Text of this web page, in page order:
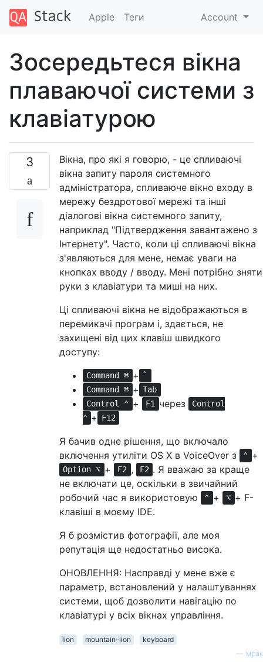
Apple Теги Account
Зосередьтеся вікна
плаваючої системи з
клавіатурою
3
Вікна, про які я говорю, - це спливаючі
вікна запиту пароля системного
адміністратора, спливаюче вікно входу в
мережу бездротової мережі та інші
діалогові вікна системного запиту,
наприклад "Підтвердження завантажено з
Інтернету". Часто, коли ці спливаючі вікна
з'являються для мене, немає уваги на
кнопках вводу / вводу. Мені потрібно зняти
руки з клавіатури та миші на них.
Ці спливаючі вікна не відображаються в
перемикачі програм і, здається, не
захищені від цих клавіш швидкого
доступу:
Command ⌘ +
`
Command ⌘ + Tab
Control ⌃ + F1 через
Control
⌃ + F12
Я бачив одне рішення, що включало
включення утиліти OS X в VoiceOver з
⌃ +
Option ⌥ + F2 , F2 . Я вважаю за краще
не включати це, оскільки в звичайний
робочий час я використовую
⌃ + ⌥ + F-
клавіші в моєму IDE.
Я б розмістив фотографії, але моя
репутація ще недостатньо висока.
ОНОВЛЕННЯ: Насправді у мене вже є
параметр, встановлений у налаштуваннях
системи, щоб дозволити навігацію по
клавіатурі у всіх вікнах управління.
lion mountain-lion
keyboard
мрак